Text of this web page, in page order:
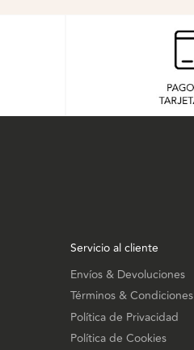
Servicio al cliente
Envíos & Devoluciones
Términos & Condiciones
Política de Privacidad
Política de Cookies